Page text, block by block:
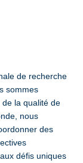
de recherche
sommes
la qualité de
nous
des
défis uniques